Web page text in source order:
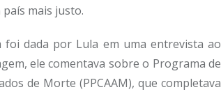
mais justo.
dada por Lula em uma entrevista ao
ele comentava sobre o Programa de
de Morte (PPCAAM), que completava